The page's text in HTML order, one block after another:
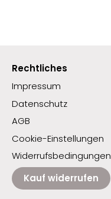
Rechtliches
Impressum
Datenschutz
AGB
Cookie-Einstellungen
Widerrufsbedingungen
Kauf widerrufen